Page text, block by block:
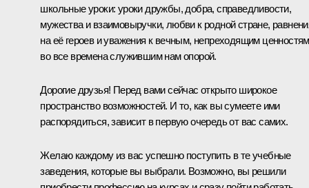
школьные уроки: уроки дружбы, добра, справедливости,
мужества и взаимовыручки, любви к родной стране,
на её героев и уважения к вечным, непреходящим
во все времена служившим нам опорой.
Дорогие друзья! Перед вами сейчас открыто широкое
пространство возможностей. И то, как вы сумеете ими
распорядиться, зависит в первую очередь от вас самих.
Желаю каждому из вас успешно поступить в те учебные
заведения, которые вы выбрали. Возможно, вы решили